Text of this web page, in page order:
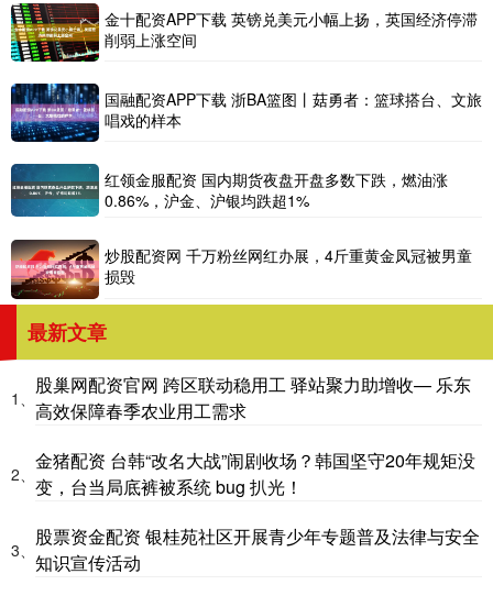
金十配资APP下载 英镑兑美元小幅上扬，英国经济停滞
削弱上涨空间
国融配资APP下载 浙BA篮图丨菇勇者：篮球搭台、文旅
唱戏的样本
红领金服配资 国内期货夜盘开盘多数下跌，燃油涨
0.86%，沪金、沪银均跌超1%
炒股配资网 千万粉丝网红办展，4斤重黄金凤冠被男童
损毁
最新文章
1、
股巢网配资官网 跨区联动稳用工 驿站聚力助增收— 乐东
高效保障春季农业用工需求
2、
金猪配资 台韩“改名大战”闹剧收场？韩国坚守20年规矩没
变，台当局底裤被系统 bug 扒光！
3、
股票资金配资 银桂苑社区开展青少年专题普及法律与安全
知识宣传活动